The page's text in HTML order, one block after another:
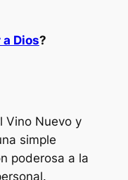
a Dios?
Vino Nuevo y
simple
poderosa a la